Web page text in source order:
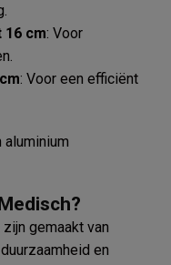
cm: Voor
: Voor een efficiënt
gemaakt van
en